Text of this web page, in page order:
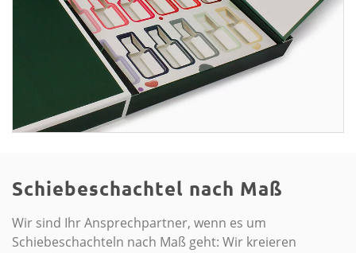
Schiebeschachtel nach Maß
Wir sind Ihr Ansprechpartner, wenn es um
Schiebeschachteln nach Maß geht: Wir kreieren